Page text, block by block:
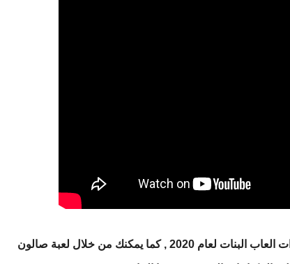
حيث تعتبر لعبة صالون الاحلام من احدث اصدارات العاب البنات لعام 2020 , كما يمكنك من خلال لعبة صالون